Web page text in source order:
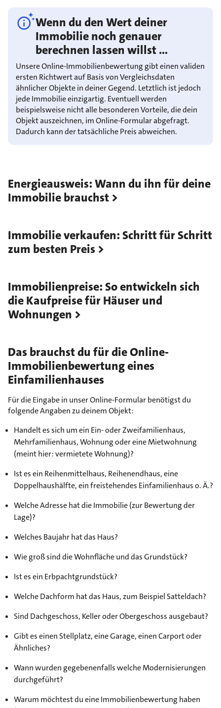
Wenn du den Wert deiner
Immobilie noch genauer
berechnen lassen willst …
Unsere Online-Immobilienbewertung gibt einen validen
ersten Richtwert auf Basis von Vergleichsdaten
ähnlicher Objekte in deiner Gegend. Letztlich ist jedoch
jede Immobilie einzigartig. Eventuell werden
beispielsweise nicht alle besonderen Vorteile, die dein
Objekt auszeichnen, im Online-Formular abgefragt.
Dadurch kann der tatsächliche Preis abweichen.
Energieausweis: Wann du ihn für deine
Immobilie brauchst
Immobilie verkaufen: Schritt für Schritt
zum besten Preis
Immobilienpreise: So entwickeln sich
die Kaufpreise für Häuser und
Wohnungen
Das brauchst du für die Online-
Immobilienbewertung eines
Einfamilienhauses
Für die Eingabe in unser Online-Formular benötigst du
folgende Angaben zu deinem Objekt:
Handelt es sich um ein Ein- oder Zweifamilienhaus,
Mehrfamilienhaus, Wohnung oder eine Mietwohnung
(meint hier: vermietete Wohnung)?
Ist es ein Reihenmittelhaus, Reihenendhaus, eine
Doppelhaushälfte, ein freistehendes Einfamilienhaus o. Ä.?
Welche Adresse hat die Immobilie (zur Bewertung der
Lage)?
Welches Baujahr hat das Haus?
Wie groß sind die Wohnfläche und das Grundstück?
Ist es ein Erbpachtgrundstück?
Welche Dachform hat das Haus, zum Beispiel Satteldach?
Sind Dachgeschoss, Keller oder Obergeschoss ausgebaut?
Gibt es einen Stellplatz, eine Garage, einen Carport oder
Ähnliches?
Wann wurden gegebenenfalls welche Modernisierungen
durchgeführt?
Warum möchtest du eine Immobilienbewertung haben